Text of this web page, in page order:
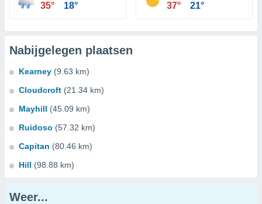
35° 18° 37° 21°
Nabijgelegen plaatsen
Kearney (9.63 km)
Cloudcroft (21.34 km)
Mayhill (45.09 km)
Ruidoso (57.32 km)
Capitan (80.46 km)
Hill (98.88 km)
Weer...